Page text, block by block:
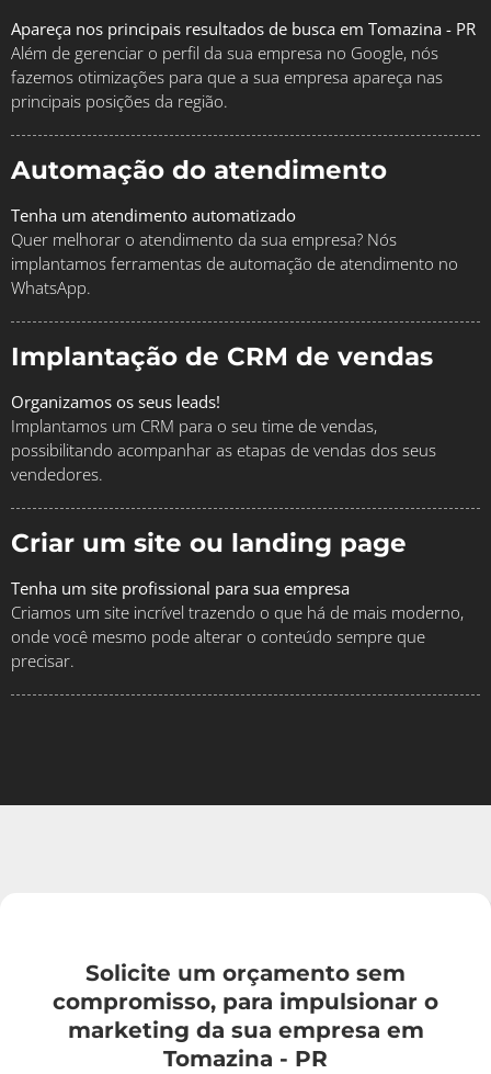
Apareça nos principais resultados de busca em Tomazina - PR
Além de gerenciar o perfil da sua empresa no Google, nós
fazemos otimizações para que a sua empresa apareça nas
principais posições da região.
Automação do atendimento
Tenha um atendimento automatizado
Quer melhorar o atendimento da sua empresa? Nós
implantamos ferramentas de automação de atendimento no
WhatsApp.
Implantação de CRM de vendas
Organizamos os seus leads!
Implantamos um CRM para o seu time de vendas,
possibilitando acompanhar as etapas de vendas dos seus
vendedores.
Criar um site ou landing page
Tenha um site profissional para sua empresa
Criamos um site incrível trazendo o que há de mais moderno,
onde você mesmo pode alterar o conteúdo sempre que
precisar.
Solicite um orçamento sem
compromisso, para impulsionar o
marketing da sua empresa em
Tomazina - PR